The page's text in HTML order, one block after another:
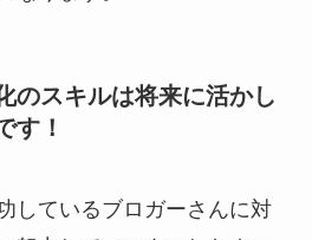
のスキルは将来に活かし
す！
しているブロガーさんに対